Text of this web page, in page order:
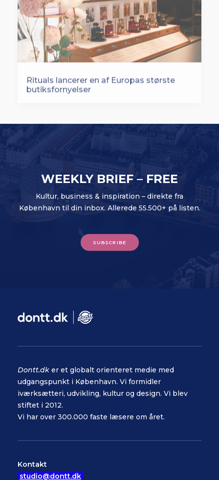
Rituals lancerer en af Europas største
butiksfornyelser
WEEKLY BRIEF – FREE
Kultur, business & inspiration – direkte fra
København til din inbox. Allerede 55.500+ på listen.
SUBSCRIBE
Dontt.dk er et globalt orienteret medie med
udgangspunkt i København. Vi formidler
iværksætteri, udvikling, kultur og design. Vi blev
stiftet i 2012.
Vi har over 300.000 faste læsere om året.
Kontakt
studio@dontt.dk